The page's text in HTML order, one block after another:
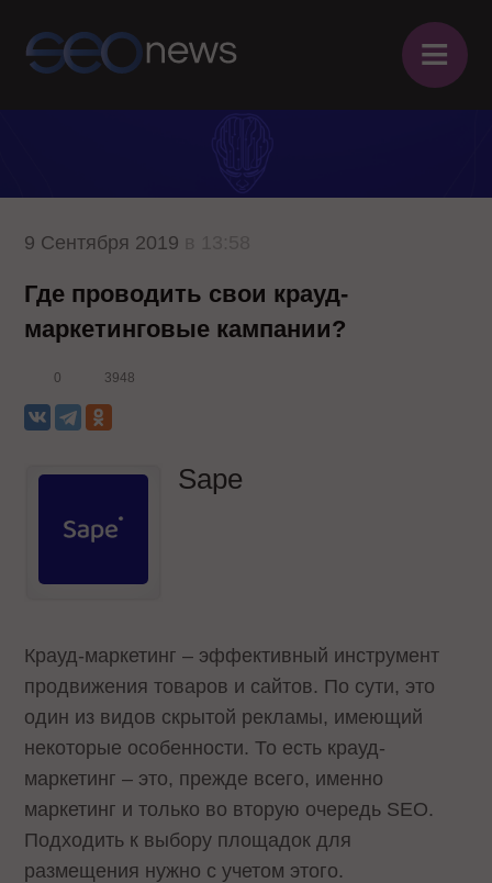
≡
9 Сентября 2019
Где проводить свои крауд-
маркетинговые кампании?
0 3948
Sape
Крауд-маркетинг – эффективный инструмент
продвижения товаров и сайтов. По сути, это
один из видов скрытой рекламы, имеющий
некоторые особенности. То есть крауд-
маркетинг – это, прежде всего, именно
маркетинг и только во вторую очередь SEO.
Подходить к выбору площадок для
размещения нужно с учетом этого.